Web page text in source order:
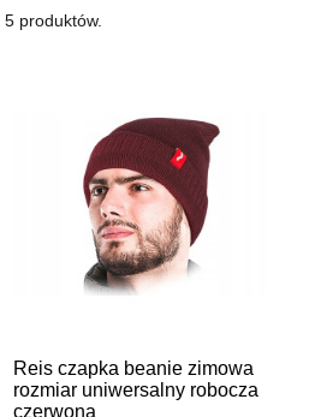
5produktów.
Reis czapka beanie zimowa
rozmiar uniwersalny robocza
czerwona